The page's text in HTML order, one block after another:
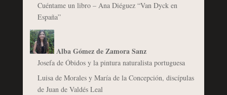
Cuéntame un libro – Ana Diéguez “Van Dyck en
España”
Alba Gómez de Zamora Sanz
Josefa de Óbidos y la pintura naturalista portuguesa
Luisa de Morales y María de la Concepción, discípulas
de Juan de Valdés Leal